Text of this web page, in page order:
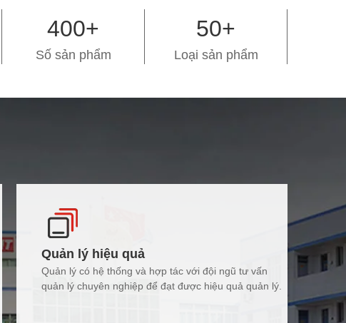
400+
Số sản phẩm
50+
Loại sản phẩm
Quản lý hiệu quả
Quản lý có hệ thống và hợp tác với đội ngũ tư vấn
quản lý chuyên nghiệp để đạt được hiệu quả quản lý.